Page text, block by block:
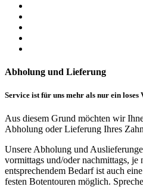
Abholung und Lieferung
Service ist für uns mehr als nur ein loses
Aus diesem Grund möchten wir
Abholung oder Lieferung Ihres
Unsere Abholung und
vormittags und/oder nachmittags,
entsprechendem Bedarf ist auch
festen Botentouren möglich.